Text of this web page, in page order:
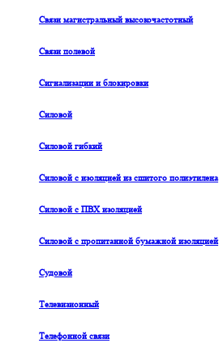
Связи магистральный высокочастотный
Связи полевой
Сигнализации и блокировки
Силовой
Силовой гибкий
Силовой с изоляцией из сшитого полиэтилена
Силовой с ПВХ изоляцией
Силовой с пропитанной бумажной изоляцией
Судовой
Телевизионный
Телефонной связи